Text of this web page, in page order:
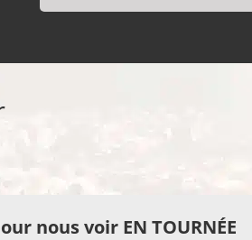
nous voir EN TOURNÉE